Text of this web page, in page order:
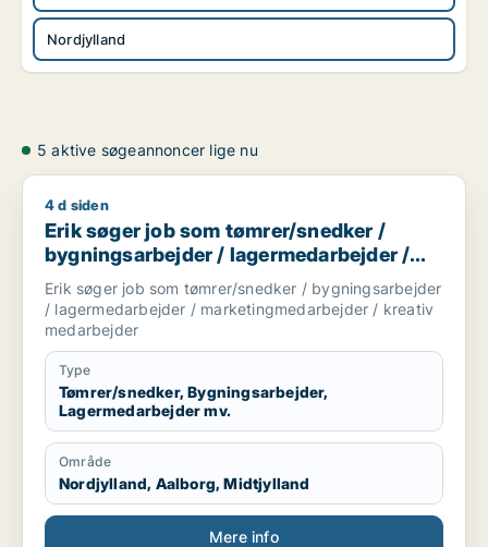
Nordjylland
5 aktive søgeannoncer lige nu
Erik søger job som tømrer/snedker / bygningsarbejder /
4 d siden
Erik søger job som tømrer/snedker /
bygningsarbejder / lagermedarbejder /
marketingmedarbejder / kreativ
medarbejder
Erik søger job som tømrer/snedker / bygningsarbejder
/ lagermedarbejder / marketingmedarbejder / kreativ
medarbejder
Type
Tømrer/snedker, Bygningsarbejder,
Lagermedarbejder mv.
Område
Nordjylland, Aalborg, Midtjylland
Mere info